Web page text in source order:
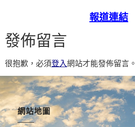
報道連結
發佈留言
很抱歉，必須登入網站才能發佈留言。
網站地圖